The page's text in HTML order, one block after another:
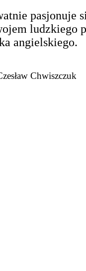
pasjonuje
ludzkiego
angielskiego.
Chwiszczuk